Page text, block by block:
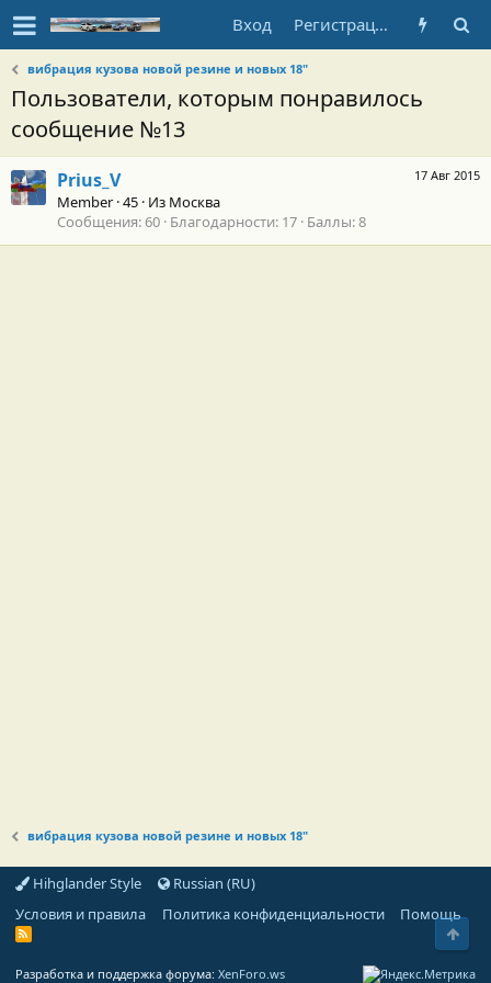
Вход Регистрация
вибрация кузова новой резине и новых 18"
Пользователи, которым понравилось
сообщение №13
17 Авг 2015
Prius_V
Member ·45 · Из Москва
Сообщения 60 Благодарности 17 Баллы 8
вибрация кузова новой резине и новых 18"
Hihglander Style
Russian (RU)
Условия и правила
Политика конфиденциальности Помощь
R
Разработка и поддержка форума: XenForo.ws